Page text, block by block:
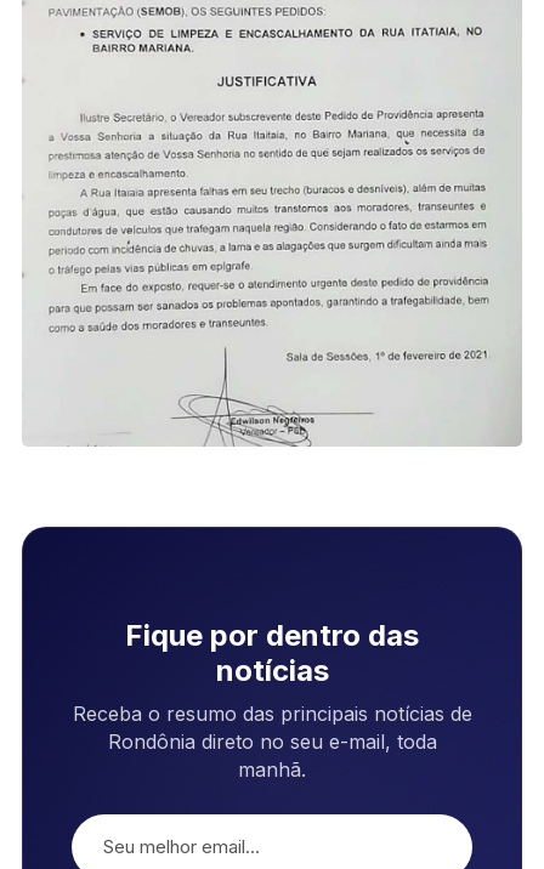
Fique por dentro das
notícias
Receba o resumo das principais notícias de
Rondônia direto no seu e-mail, toda
manhã.